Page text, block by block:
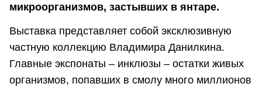
микроорганизмов, застывших в янтаре.
Выставка представляет собой эксклюзивную
частную коллекцию Владимира Данилкина.
Главные экспонаты – инклюзы – остатки живых
организмов, попавших в смолу много миллионов